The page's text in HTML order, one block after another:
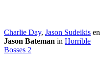
Charlie Day, Jason Sudeikis en
Jason Bateman in Horrible
Bosses 2